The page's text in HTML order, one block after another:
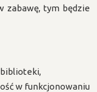
zabawę, tym będzie
w funkcjonowaniu